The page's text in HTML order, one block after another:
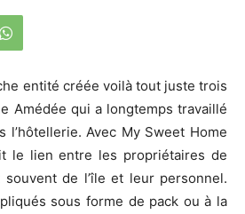
entité créée voilà tout juste trois
Amédée qui a longtemps travaillé
l’hôtellerie. Avec My Sweet Home
le lien entre les propriétaires de
souvent de l’île et leur personnel.
sous forme de pack ou à la